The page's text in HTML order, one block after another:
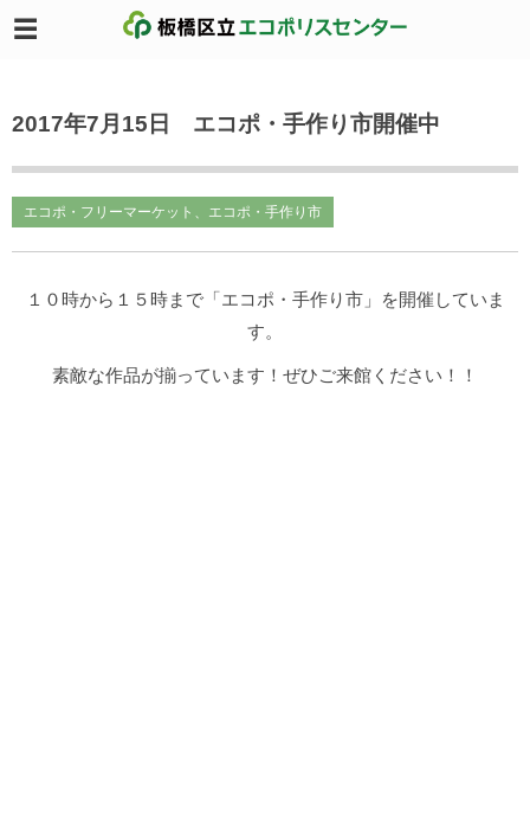
2017年7月15日 エコポ・手作り市開催中
エコポ・フリーマーケット、エコポ・手作り市
１０時から１５時まで「エコポ・手作り市」を開催していま
す。
素敵な作品が揃っています！ぜひご来館ください！！